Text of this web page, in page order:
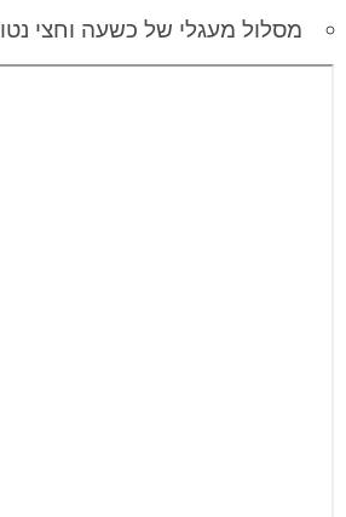
מסלול מעגלי של כשעה וחצי נטו